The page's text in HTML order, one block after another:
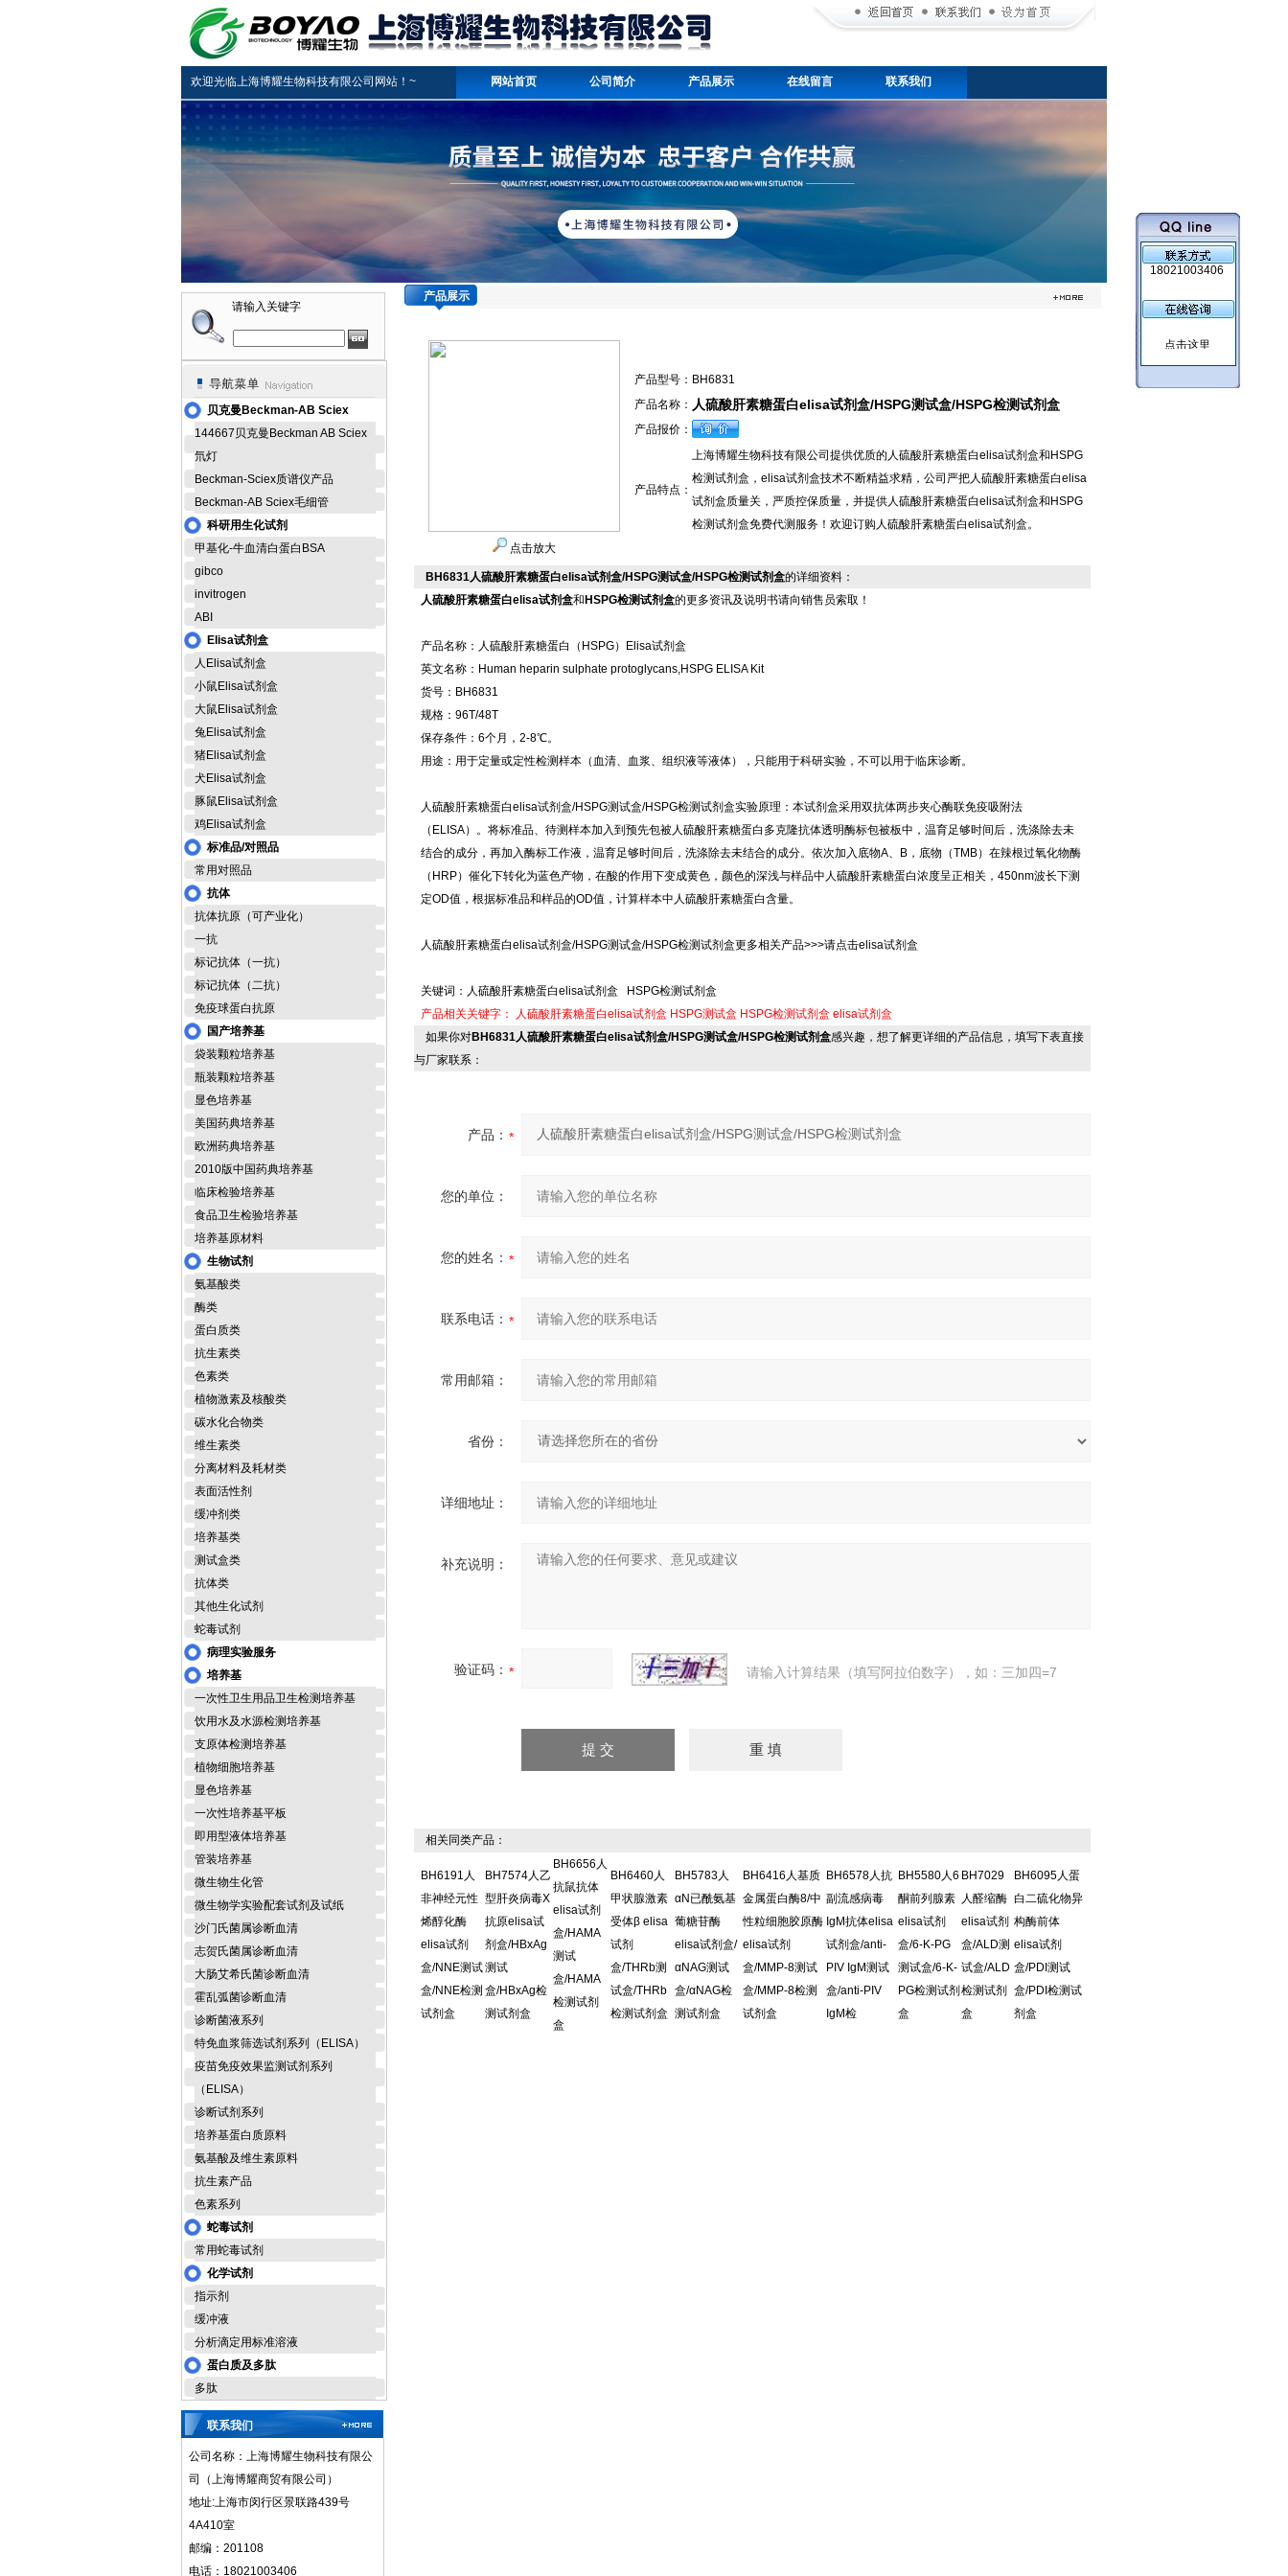
欢迎光临上海博耀生物科技有限公司网站！~ 网站首页 公司简介 产品展示 在线留言 联系我们
18021003406
请输入关键字
贝克曼Beckman-AB Sciex
144667贝克曼Beckman AB Sciex
氘灯
Beckman-Sciex质谱仪产品
Beckman-AB Sciex毛细管
科研用生化试剂
甲基化-牛血清白蛋白BSA
gibco
invitrogen
ABI
Elisa试剂盒
人Elisa试剂盒
小鼠Elisa试剂盒
大鼠Elisa试剂盒
兔Elisa试剂盒
猪Elisa试剂盒
犬Elisa试剂盒
豚鼠Elisa试剂盒
鸡Elisa试剂盒
标准品/对照品
常用对照品
抗体
抗体抗原（可产业化）
一抗
标记抗体（一抗）
标记抗体（二抗）
免疫球蛋白抗原
国产培养基
袋装颗粒培养基
瓶装颗粒培养基
显色培养基
美国药典培养基
欧洲药典培养基
2010版中国药典培养基
临床检验培养基
食品卫生检验培养基
培养基原材料
生物试剂
氨基酸类
酶类
蛋白质类
抗生素类
色素类
植物激素及核酸类
碳水化合物类
维生素类
分离材料及耗材类
表面活性剂
缓冲剂类
培养基类
测试盒类
抗体类
其他生化试剂
蛇毒试剂
病理实验服务
培养基
一次性卫生用品卫生检测培养基
饮用水及水源检测培养基
支原体检测培养基
植物细胞培养基
显色培养基
一次性培养基平板
即用型液体培养基
管装培养基
微生物生化管
微生物学实验配套试剂及试纸
沙门氏菌属诊断血清
志贺氏菌属诊断血清
大肠艾希氏菌诊断血清
霍乱弧菌诊断血清
诊断菌液系列
特免血浆筛选试剂系列（ELISA）
疫苗免疫效果监测试剂系列
（ELISA）
诊断试剂系列
培养基蛋白质原料
氨基酸及维生素原料
抗生素产品
色素系列
蛇毒试剂
常用蛇毒试剂
化学试剂
指示剂
缓冲液
分析滴定用标准溶液
蛋白质及多肽
多肽
联系我们
公司名称：上海博耀生物科技有限公
司（上海博耀商贸有限公司）
地址:上海市闵行区景联路439号
4A410室
邮编：201108
电话：18021003406
产品展示
点击放大
产品型号： BH6831
产品名称： 人硫酸肝素糖蛋白elisa试剂盒/HSPG测试盒/HSPG检测试剂盒
产品报价：
产品特点：
上海博耀生物科技有限公司提供优质的人硫酸肝素糖蛋白elisa试剂盒和HSPG
检测试剂盒，elisa试剂盒技术不断精益求精，公司严把人硫酸肝素糖蛋白elisa
试剂盒质量关，严质控保质量，并提供人硫酸肝素糖蛋白elisa试剂盒和HSPG
检测试剂盒免费代测服务！欢迎订购人硫酸肝素糖蛋白elisa试剂盒。
BH6831人硫酸肝素糖蛋白elisa试剂盒/HSPG测试盒/HSPG检测试剂盒的详细资料：
人硫酸肝素糖蛋白elisa试剂盒和 HSPG检测试剂盒的更多资讯及说明书请向销售员索取！
产品名称：人硫酸肝素糖蛋白（HSPG）Elisa试剂盒
英文名称：Human heparin sulphate protoglycans,HSPG ELISA Kit
货号：BH6831
规格：96T/48T
保存条件：6个月，2-8℃。
用途：用于定量或定性检测样本（血清、血浆、组织液等液体），只能用于科研实验，不可以用于临床诊断。
人硫酸肝素糖蛋白elisa试剂盒/HSPG测试盒/HSPG检测试剂盒实验原理：本试剂盒采用双抗体两步夹心酶联免疫吸附法
（ELISA）。将标准品、待测样本加入到预先包被人硫酸肝素糖蛋白多克隆抗体透明酶标包被板中，温育足够时间后，洗涤除去未
结合的成分，再加入酶标工作液，温育足够时间后，洗涤除去未结合的成分。依次加入底物A、B，底物（TMB）在辣根过氧化物酶
（HRP）催化下转化为蓝色产物，在酸的作用下变成黄色，颜色的深浅与样品中人硫酸肝素糖蛋白浓度呈正相关，450nm波长下测
定OD值，根据标准品和样品的OD值，计算样本中人硫酸肝素糖蛋白含量。
人硫酸肝素糖蛋白elisa试剂盒/HSPG测试盒/HSPG检测试剂盒更多相关产品>>>请点击elisa试剂盒
关键词：人硫酸肝素糖蛋白elisa试剂盒 HSPG检测试剂盒
产品相关关键字：
人硫酸肝素糖蛋白elisa试剂盒 HSPG测试盒 HSPG检测试剂盒 elisa试剂盒
如果你对BH6831人硫酸肝素糖蛋白elisa试剂盒/HSPG测试盒/HSPG检测试剂盒感兴趣，想了解更详细的产品信息，填写下表直接
与厂家联系：
产品：
您的单位：
您的姓名：
联系电话：
常用邮箱：
省份：
详细地址：
补充说明：
验证码： 请输入计算结果（填写阿拉伯数字），如：三加四=7
相关同类产品：
BH6191人
非神经元性
烯醇化酶
elisa试剂
盒/NNE测试
盒/NNE检测
试剂盒
BH7574人乙
型肝炎病毒X
抗原elisa试
剂盒/HBxAg
测试
盒/HBxAg检
测试剂盒
BH6656人
抗鼠抗体
elisa试剂
盒/HAMA
测试
盒/HAMA
检测试剂
盒
BH6460人
甲状腺激素
受体β elisa
试剂
盒/THRb测
试盒/THRb
检测试剂盒
BH5783人
αN已酰氨基
葡糖苷酶
elisa试剂盒/
αNAG测试
盒/αNAG检
测试剂盒
BH6416人基质
金属蛋白酶8/中
性粒细胞胶原酶
elisa试剂
盒/MMP-8测试
盒/MMP-8检测
试剂盒
BH6578人抗
副流感病毒
IgM抗体elisa
试剂盒/anti-
PIV IgM测试
盒/anti-PIV
IgM检
BH5580人6
酮前列腺素
elisa试剂
盒/6-K-PG
测试盒/6-K-
PG检测试剂
盒
BH7029
人醛缩酶
elisa试剂
盒/ALD测
试盒/ALD
检测试剂
盒
BH6095人蛋
白二硫化物异
构酶前体
elisa试剂
盒/PDI测试
盒/PDI检测试
剂盒